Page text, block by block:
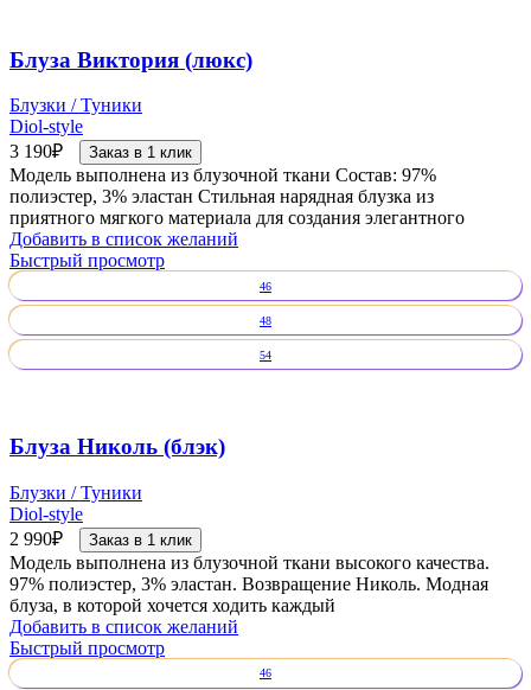
Блуза Виктория (люкс)
Блузки / Туники
Diol-style
3 190₽ Заказ в 1 клик
Модель выполнена из блузочной ткани Состав: 97%
полиэстер, 3% эластан Стильная нарядная блузка из
приятного мягкого материала для создания элегантного
Добавить в список желаний
Быстрый просмотр
46
48
54
Блуза Николь (блэк)
Блузки / Туники
Diol-style
2 990₽ Заказ в 1 клик
Модель выполнена из блузочной ткани высокого качества.
97% полиэстер, 3% эластан. Возвращение Николь. Модная
блуза, в которой хочется ходить каждый
Добавить в список желаний
Быстрый просмотр
46